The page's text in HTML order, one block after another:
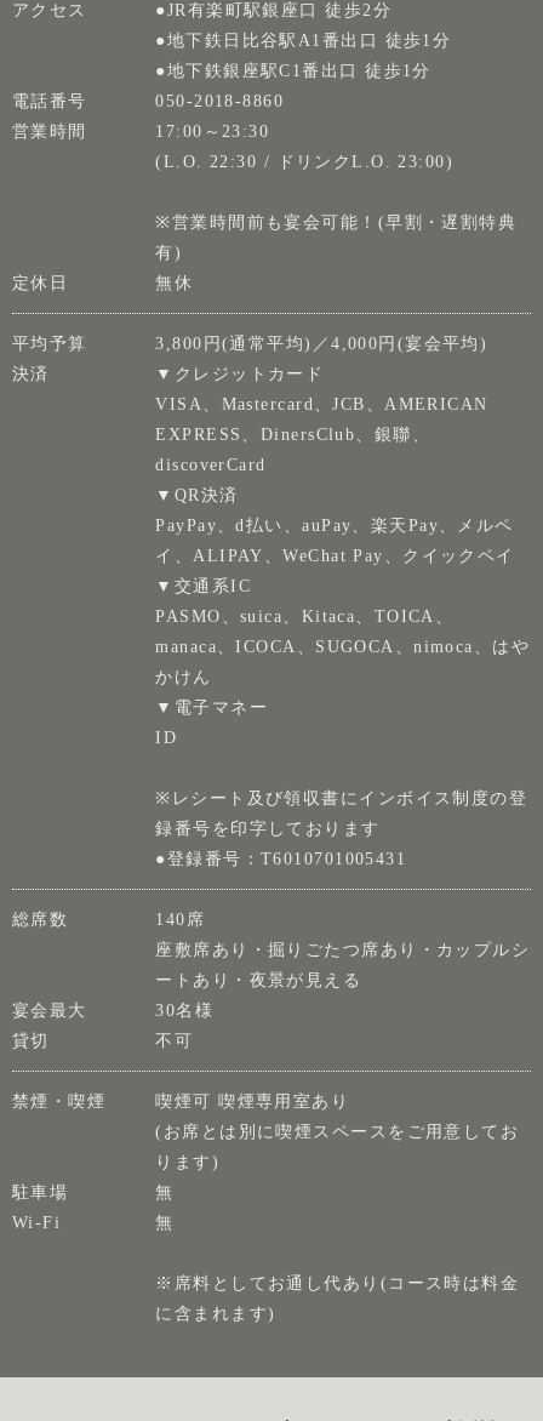
アクセス
●JR有楽町駅銀座口 徒歩2分
●地下鉄日比谷駅A1番出口 徒歩1分
●地下鉄銀座駅C1番出口 徒歩1分
電話番号
050-2018-8860
営業時間
17:00～23:30
(L.O. 22:30 / ドリンクL.O. 23:00)
※営業時間前も宴会可能！(早割・遅割特典
有)
定休日
無休
平均予算
3,800円(通常平均)／4,000円(宴会平均)
決済
▼クレジットカード
VISA、Mastercard、JCB、AMERICAN
EXPRESS、DinersClub、銀聯、
discoverCard
▼QR決済
PayPay、d払い、auPay、楽天Pay、メルペ
イ、ALIPAY、WeChat Pay、クイックペイ
▼交通系IC
PASMO、suica、Kitaca、TOICA、
manaca、ICOCA、SUGOCA、nimoca、はや
かけん
▼電子マネー
ID
※レシート及び領収書にインボイス制度の登
録番号を印字しております
●登録番号：T6010701005431
総席数
140席
座敷席あり・掘りごたつ席あり・カップルシ
ートあり・夜景が見える
宴会最大
30名様
貸切
不可
禁煙・喫煙
喫煙可 喫煙専用室あり
(お席とは別に喫煙スペースをご用意してお
ります)
駐車場
無
Wi-Fi
無
※席料としてお通し代あり(コース時は料金
に含まれます)